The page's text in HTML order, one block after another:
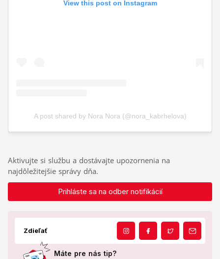
Aktivujte si službu a dostávajte upozornenia na
najdôležitejšie správy dňa.
Prihláste sa na odber notifikácií
Zdieľať
Máte pre nás tip?